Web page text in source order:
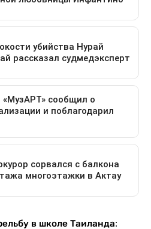
в школе Таиланда: